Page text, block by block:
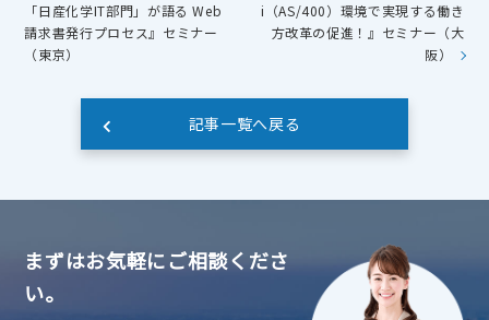
「日産化学IT部門」が語る Web
請求書発行プロセス』セミナー
（東京）
i（AS/400）環境で実現する働き
方改革の促進！』セミナー（大
阪）
記事一覧へ戻る
まずはお気軽にご相談くださ
い。